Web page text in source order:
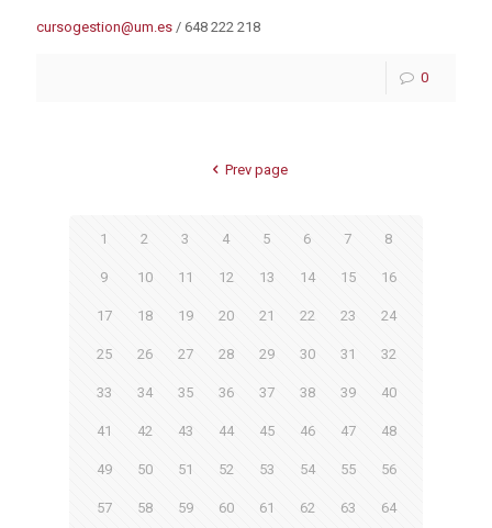
cursogestion@um.es / 648 222 218
0
Prev page
1 2 3 4 5 6 7 8
9 10 11 12 13 14 15 16
17 18 19 20 21 22 23 24
25 26 27 28 29 30 31 32
33 34 35 36 37 38 39 40
41 42 43 44 45 46 47 48
49 50 51 52 53 54 55 56
57 58 59 60 61 62 63 64